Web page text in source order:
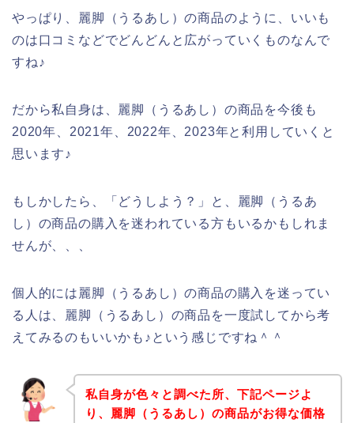
やっぱり、麗脚（うるあし）の商品のように、いいも
のは口コミなどでどんどんと広がっていくものなんで
すね♪
だから私自身は、麗脚（うるあし）の商品を今後も
2020年、2021年、2022年、2023年と利用していくと
思います♪
もしかしたら、「どうしよう？」と、麗脚（うるあ
し）の商品の購入を迷われている方もいるかもしれま
せんが、、、
個人的には麗脚（うるあし）の商品の購入を迷ってい
る人は、麗脚（うるあし）の商品を一度試してから考
えてみるのもいいかも♪という感じですね＾＾
私自身が色々と調べた所、下記ページよ
り、麗脚（うるあし）の商品がお得な価格